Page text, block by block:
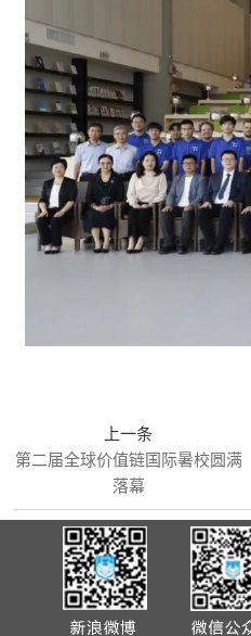
上一条
第二届全球价值链国际暑校圆满
落幕